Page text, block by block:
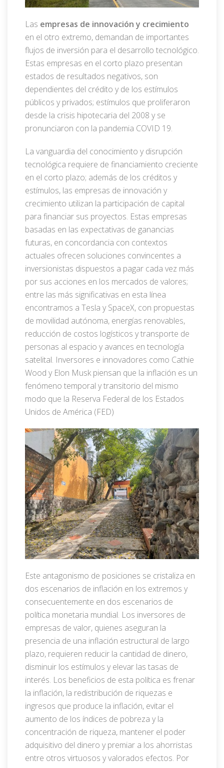
Las empresas de innovación y crecimiento
en el otro extremo, demandan de importantes
flujos de inversión para el desarrollo tecnológico.
Estas empresas en el corto plazo presentan
estados de resultados negativos, son
dependientes del crédito y de los estímulos
públicos y privados; estímulos que proliferaron
desde la crisis hipotecaria del 2008 y se
pronunciaron con la pandemia COVID 19.
La vanguardia del conocimiento y disrupción
tecnológica requiere de financiamiento creciente
en el corto plazo; además de los créditos y
estímulos, las empresas de innovación y
crecimiento utilizan la participación de capital
para financiar sus proyectos. Estas empresas
basadas en las expectativas de ganancias
futuras, en concordancia con contextos
actuales ofrecen soluciones convincentes a
inversionistas dispuestos a pagar cada vez más
por sus acciones en los mercados de valores;
entre las más significativas en esta línea
encontramos a Tesla y SpaceX, con propuestas
de movilidad autónoma, energías renovables,
reducción de costos logísticos y transporte de
personas al espacio y avances en tecnología
satelital. Inversores e innovadores como Cathie
Wood y Elon Musk piensan que la inflación es un
fenómeno temporal y transitorio del mismo
modo que la Reserva Federal de los Estados
Unidos de América (FED)
Este antagonismo de posiciones se cristaliza en
dos escenarios de inflación en los extremos y
consecuentemente en dos escenarios de
política monetaria mundial. Los inversores de
empresas de valor, quienes aseguran la
presencia de una inflación estructural de largo
plazo, requieren reducir la cantidad de dinero,
disminuir los estímulos y elevar las tasas de
interés. Los beneficios de esta política es frenar
la inflación, la redistribución de riquezas e
ingresos que produce la inflación, evitar el
aumento de los índices de pobreza y la
concentración de riqueza, mantener el poder
adquisitivo del dinero y premiar a los ahorristas
entre otros virtuosos y valorados efectos. Por